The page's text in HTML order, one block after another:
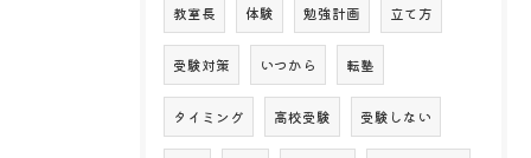
教室長 体験 勉強計画 立て方
受験対策 いつから 転塾
タイミング 高校受験 受験しない